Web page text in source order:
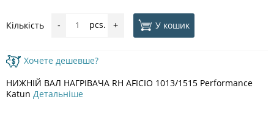
Кількість - pcs. + У кошик
Хочете дешевше?
НИЖНІЙ ВАЛ НАГРІВАЧА RH AFICIO 1013/1515 Performance
Katun Детальніше